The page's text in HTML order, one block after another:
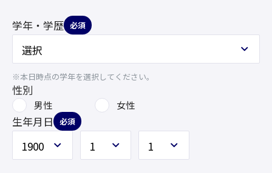
学年・学歴 必須
※本日時点の学年を選択してください。
性別
男性 女性
生年月日 必須